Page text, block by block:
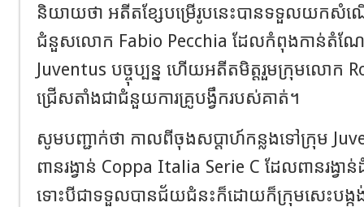
និយាយថា អតីតខ្សែបម្រើរូបនេះបានទទួលយកសំ
ជំនួសលោក Fabio Pecchia ដែលកំពុងកាន់តំណ
Juventus បច្ចុប្បន្ន ហើយអតីតមិត្តរួមក្រុមលោក
ជ្រើសតាំងជាជំនួយការគ្រូបង្វឹករបស់គាត់។
សូមបញ្ជាក់ថា កាលពីចុងសប្តាហ៍កន្លងទៅក្រុម
ពានរង្វាន់ Coppa Italia Serie C ដែលពានរង្វាន់
ទោះបីជាទទួលបានជ័យជំនះក៏ដោយក៏ក្រុមសេះបង្